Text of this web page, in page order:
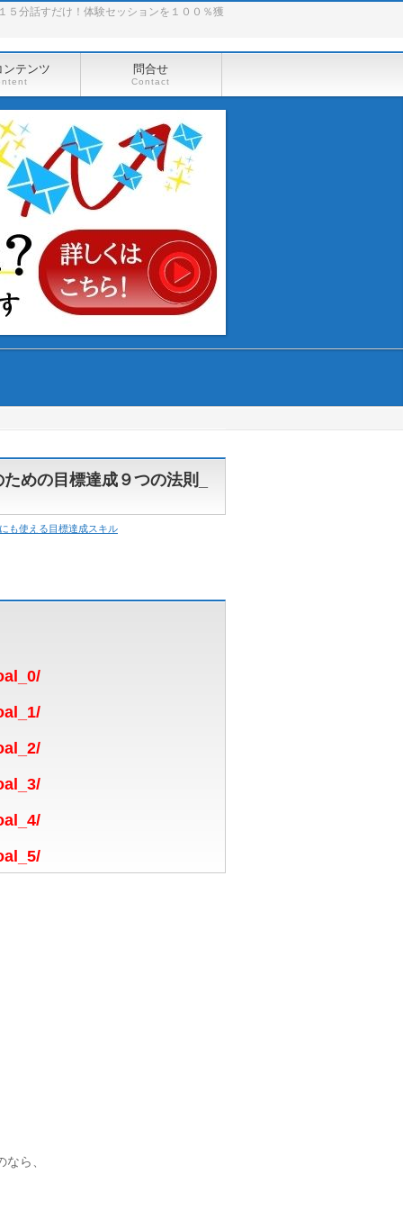
５分話すだけ！体験セッションを１００％獲
ンテンツ 問合せ
Contact
めの目標達成９つの法則_
も使える目標達成スキル
ら、